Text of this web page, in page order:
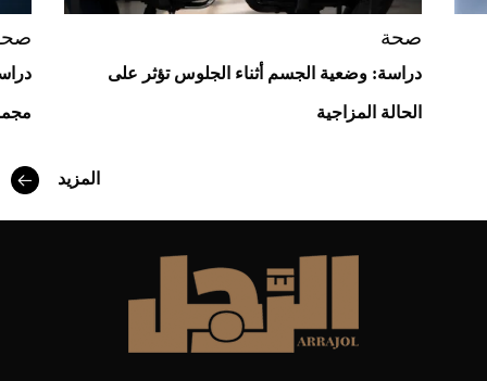
صحة
دراسة: وضعية الجسم أثناء الجلوس تؤثر على
الحالة المزاجية
المزيد